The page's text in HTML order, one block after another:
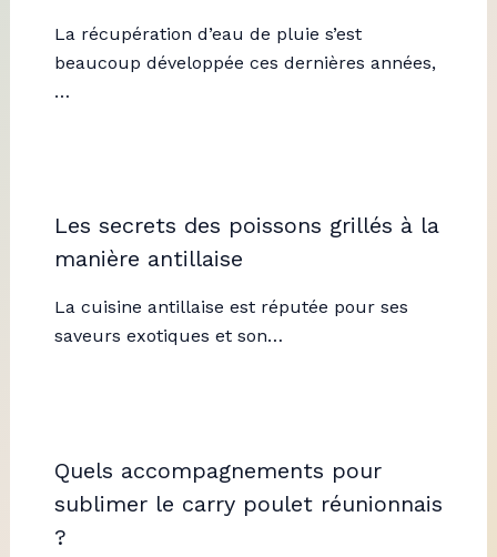
La récupération d’eau de pluie s’est
beaucoup développée ces dernières années,
…
Les secrets des poissons grillés à la
manière antillaise
La cuisine antillaise est réputée pour ses
saveurs exotiques et son…
Quels accompagnements pour
sublimer le carry poulet réunionnais
?